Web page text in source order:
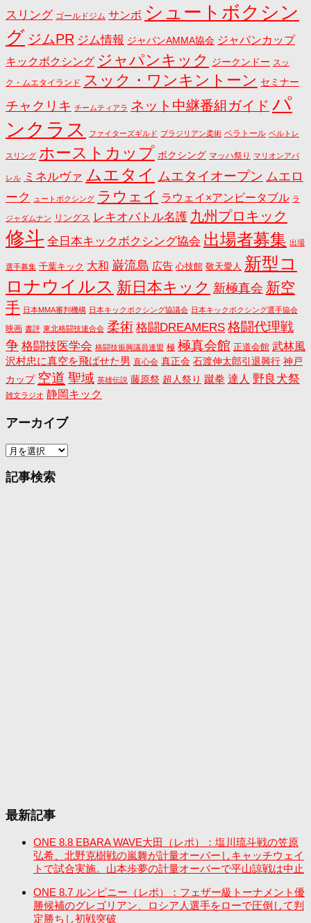
スリング ゴールドジム サンボ シュートボクシン
グ ジムPR ジム情報 ジャパンAMMA協会 ジャパンカップ
キックボクシング ジャパンキック ジークンドー スッ
ク・ムエタイランド スック・ワンキントーン セミナー
チャクリキ チームティアラ ネット中継番組ガイド パ
ンクラス
ファイターズギルド ブラジリアン柔術 ベラトール ベルトレ
スリング ホーストカップ ボクシング マッハ祭り マリオンアパ
レル ミネルヴァ ムエタイ ムエタイオープン ムエロ
ーク
ュートボクシング ラウェイ ラウェイ×アンビータブル ラ
ジャダムナン リングス レキオバトル名護 九州プロキック
修斗 全日本キックボクシング協会 出場者募集 出場
選手募集 千葉キック 大和 巌流島 広告 心技館 敬天愛人 新型コ
ロナウイルス 新日本キック 新極真会 新空
手 日本MMA審判機構 日本キックボクシング協議会 日本キックボクシング選手協会
映画 書評 東北格闘技連合会 柔術 格闘DREAMERS 格闘代理戦
争 格闘技医学会 格闘技振興議員連盟 極 極真会館 正道会館 武林風
沢村忠に真空を飛ばせた男 直心会 真正会 石渡伸太郎引退興行 神戸
カップ 空道 聖域 英雄伝説 藤原祭 超人祭り 蹴拳 達人 野良犬祭
雑文ラジオ 静岡キック
アーカイブ
ア
カ
記事検索
最新記事
ONE 8.8 EBARA WAVE大田（レポ）：塩川琉斗戦の笠原
弘希、北野克樹戦の嵐舞が計量オーバーしキャッチウェイ
トで試合実施。山本歩夢の計量オーバーで平山諒戦は中止
ONE 8.7 ルンピニー（レポ）：フェザー級トーナメント優
勝候補のグレゴリアン、ロシア人選手をローで圧倒して判
定勝ちし初戦突破